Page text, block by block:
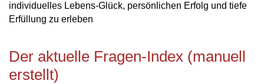
individuelles Lebens-Glück, persönlichen Erfolg und tiefe
Erfüllung zu erleben
Der aktuelle Fragen-Index (manuell
erstellt)